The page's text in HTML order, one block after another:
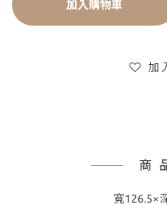
加入購物車
加
商
寬126.5×